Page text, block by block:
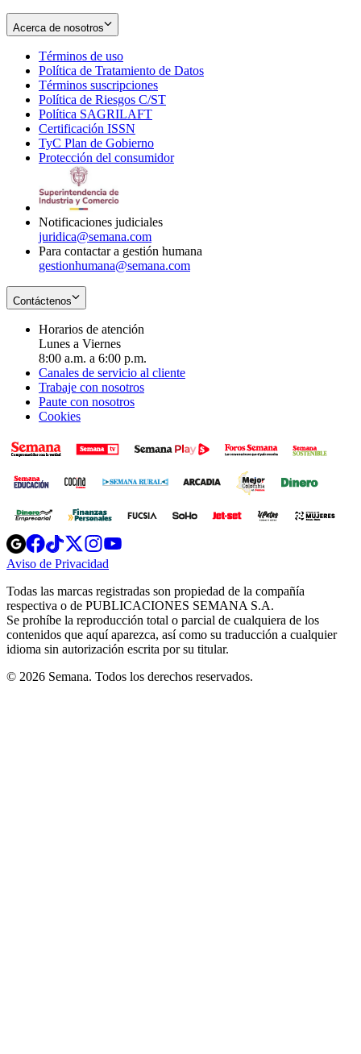
Acerca de nosotros
Términos de uso
in
new
window
Política de Tratamiento de Datos
Términos suscripciones
in
Política de Riesgos C/ST
Política SAGRILAFT
new
window
Certificación ISSN
in
new
TyC Plan de Gobierno
in
Protección del consumidorOpens
Notificaciones judiciales
juridica@semana.com
Para contactar a gestión humana
gestionhumana@semana.com
Contáctenos
Horarios de atención
Lunes a Viernes
8:00 a.m. a 6:00 p.m.
Canales de servicio al cliente
Trabaje con nosotros
Paute con nosotros
Cookies
Opens
in
new
Opens
in
new
Opens
in
new
window
Opens
new
windowwindow
Aviso de Privacidad
new
window
Todas las marcas registradas son propiedad de la compañía
respectiva o de PUBLICACIONES SEMANA S.A.
Se prohíbe la reproducción total o parcial de cualquiera de los
contenidos que aquí aparezca, así como su traducción a cualquier
idioma sin autorización escrita por su titular.
© 2026 Semana. Todos los derechos reservados.